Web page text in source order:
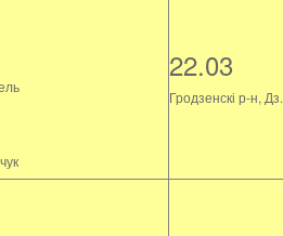
22.03
Гродзенскі р-н,